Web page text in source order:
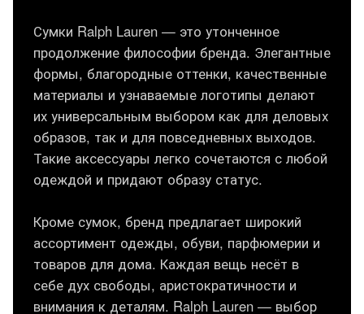
Сумки Ralph Lauren — это утонченное
продолжение философии бренда. Элегантные
формы, благородные оттенки, качественные
материалы и узнаваемые логотипы делают
их универсальным выбором как для деловых
образов, так и для повседневных выходов.
Такие аксессуары легко сочетаются с любой
одеждой и придают образу статус.
Кроме сумок, бренд предлагает широкий
ассортимент одежды, обуви, парфюмерии и
товаров для дома. Каждая вещь несёт в
себе дух свободы, аристократичности и
внимания к деталям. Ralph Lauren — выбор